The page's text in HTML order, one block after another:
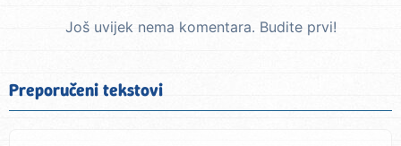
Još uvijek nema komentara. Budite prvi!
Preporučeni tekstovi